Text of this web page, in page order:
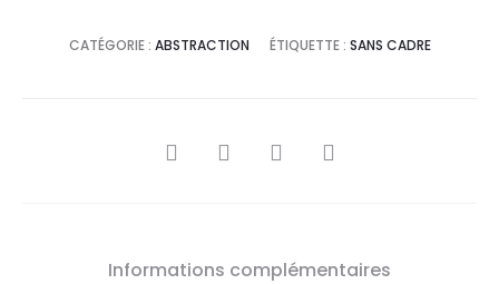
CATÉGORIE : ABSTRACTION ÉTIQUETTE : SANS CADRE
SHARE
Informations complémentaires